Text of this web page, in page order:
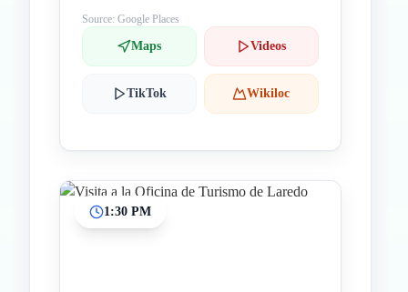
Source: Google Places
Maps Videos
TikTok Wikiloc
1:30 PM